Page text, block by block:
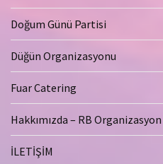
Doğum Günü Partisi
Düğün Organizasyonu
Fuar Catering
Hakkımızda – RB
İLETİŞİM